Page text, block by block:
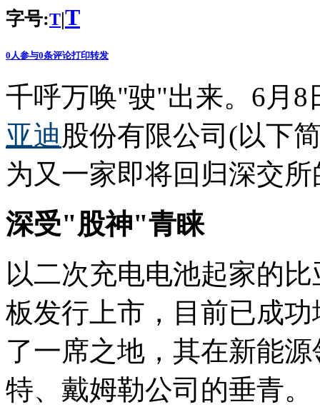
字号:T|T
0 人参与0条评论打印转发
千呼万唤"驶"出来。6月8
亚迪 股份有限公司(以下
为又一家即将回归深交
深受"股神"青睐
以二次充电电池起家的
板发行上市，目前已成
了一席之地，其在新能
特、戴姆勒公司的垂青。